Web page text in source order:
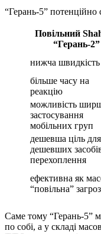
“Герань-5” потенційно
Повільний
“Герань-2”
нижча швидкість
більше часу на
реакцію
можливість
застосування
мобільних груп
дешевша ціль для
дешевших
перехоплення
ефективна як
“повільна”
Саме тому “Герань-5”
по собі, а у складі